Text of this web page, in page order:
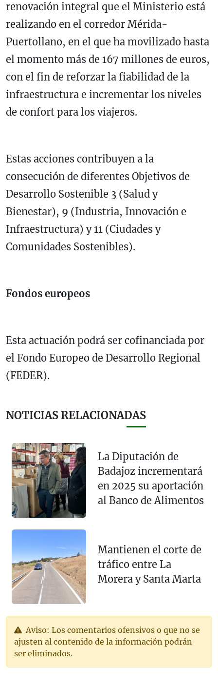
renovación integral que el Ministerio está
realizando en el corredor Mérida-
Puertollano, en el que ha movilizado hasta
el momento más de 167 millones de euros,
con el fin de reforzar la fiabilidad de la
infraestructura e incrementar los niveles
de confort para los viajeros.
Estas acciones contribuyen a la
consecución de diferentes Objetivos de
Desarrollo Sostenible 3 (Salud y
Bienestar), 9 (Industria, Innovación e
Infraestructura) y 11 (Ciudades y
Comunidades Sostenibles).
Fondos europeos
Esta actuación podrá ser cofinanciada por
el Fondo Europeo de Desarrollo Regional
(FEDER).
NOTICIAS RELACIONADAS
La Diputación de
Badajoz incrementará
en 2025 su aportación
al Banco de Alimentos
Mantienen el corte de
tráfico entre La
Morera y Santa Marta
Aviso: Los comentarios ofensivos o que no se
ajusten al contenido de la información podrán
ser eliminados.